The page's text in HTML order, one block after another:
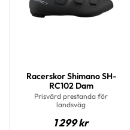
Racerskor Shimano SH-
RC102 Dam
Prisvärd prestanda för
landsväg
1 299kr